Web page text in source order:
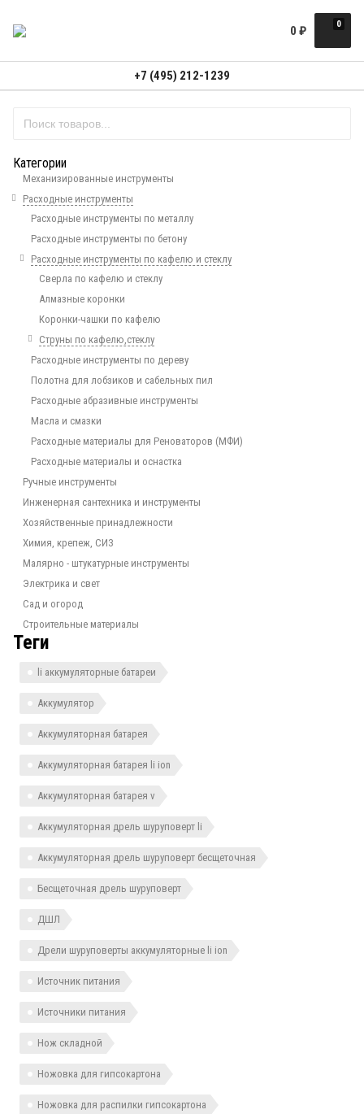
0
0 ₽
+7 (495) 212-1239
Категории
Механизированные инструменты
Расходные инструменты
Расходные инструменты по металлу
Расходные инструменты по бетону
Расходные инструменты по кафелю и стеклу
Сверла по кафелю и стеклу
Алмазные коронки
Коронки-чашки по кафелю
Струны по кафелю,стеклу
Расходные инструменты по дереву
Полотна для лобзиков и сабельных пил
Расходные абразивные инструменты
Масла и смазки
Расходные материалы для Реноваторов (МФИ)
Расходные материалы и оснастка
Ручные инструменты
Инженерная сантехника и инструменты
Хозяйственные принадлежности
Химия, крепеж, СИЗ
Малярно - штукатурные инструменты
Электрика и свет
Сад и огород
Строительные материалы
Теги
li аккумуляторные батареи
Аккумулятор
Аккумуляторная батарея
Аккумуляторная батарея li ion
Аккумуляторная батарея v
Аккумуляторная дрель шуруповерт li
Аккумуляторная дрель шуруповерт бесщеточная
Бесщеточная дрель шуруповерт
ДШЛ
Дрели шуруповерты аккумуляторные li ion
Источник питания
Источники питания
Нож складной
Ножовка для гипсокартона
Ножовка для распилки гипсокартона